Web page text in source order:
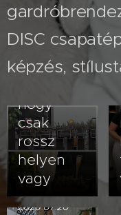
DISC
képzés,
2026.08.03
Nem
veled van
hogy
csak
rossz
helyen
vagy
2026.07.20